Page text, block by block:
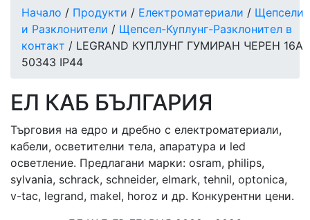
Начало / Продукти / Електроматериали / Щепсели
и Разклонители / Щепсел-Куплунг-Разклонител в
контакт / LEGRAND КУПЛУНГ ГУМИРАН ЧЕРЕН 16A
50343 IP44
ЕЛ КАБ БЪЛГАРИЯ
Търговия на едро и дребно с електроматериали,
кабели, осветителни тела, апаратура и led
осветление. Предлагани марки: osram, philips,
sylvania, schrack, schneider, elmark, tehnil, optonica,
v-tac, legrand, makel, horoz и др. Конкурентни цени.